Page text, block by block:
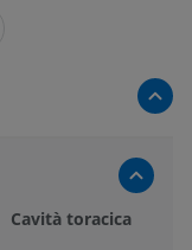
Cavità toracica